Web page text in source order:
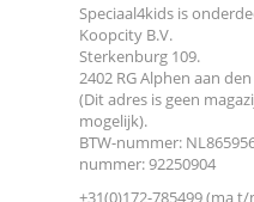
Speciaal4kids is
Koopcity B.V.
Sterkenburg 109.
2402 RG Alphen aan
(Dit adres is geen
mogelijk).
BTW-nummer:
nummer: 92250904
+31(0)172-785499 (ma